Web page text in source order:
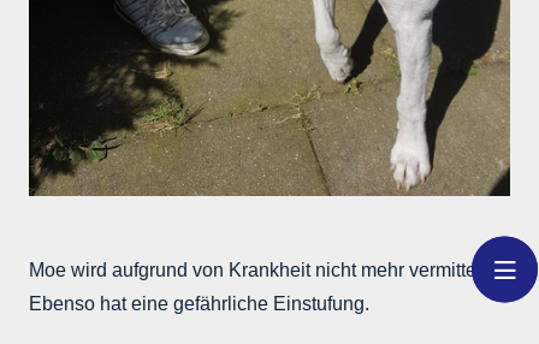
Moe wird aufgrund von Krankheit nicht mehr vermittelt.
Ebenso hat eine gefährliche Einstufung.